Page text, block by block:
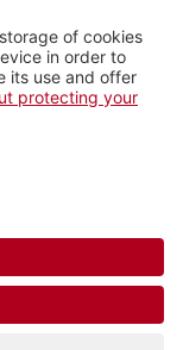
more_horiz